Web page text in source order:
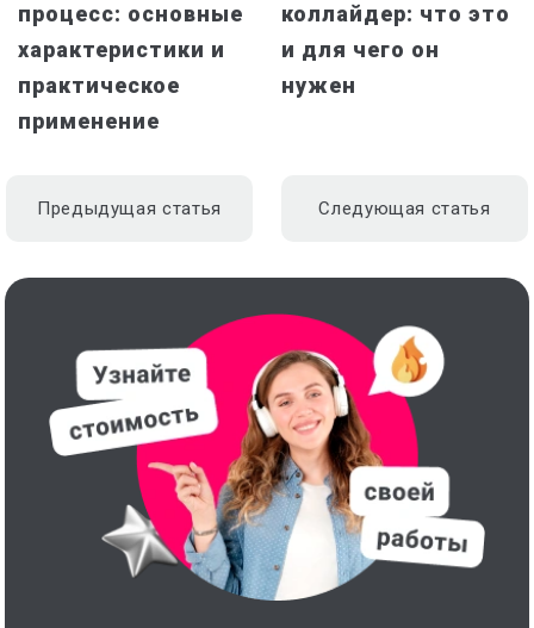
процесс: основные
характеристики и
практическое
применение
Предыдущая статья
коллайдер: что это
и для чего он
нужен
Следующая статья